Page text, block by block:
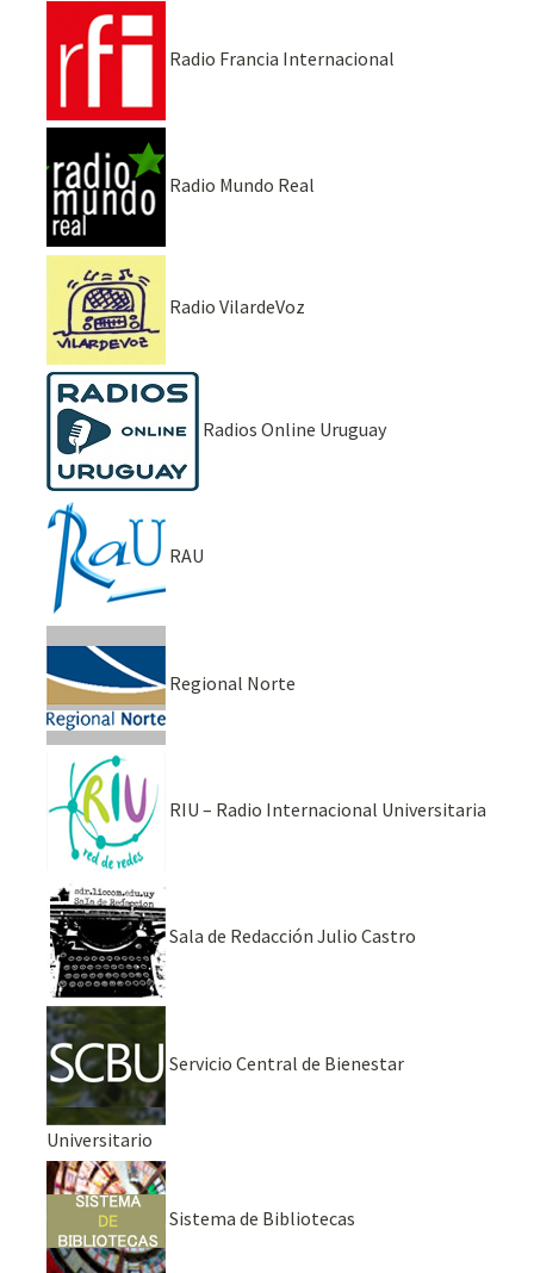
Radio Francia Internacional
Radio Mundo Real
Radio VilardeVoz
Radios Online Uruguay
RAU
Regional Norte
RIU – Radio Internacional Universitaria
Sala de Redacción Julio Castro
Servicio Central de Bienestar
Universitario
Sistema de Bibliotecas